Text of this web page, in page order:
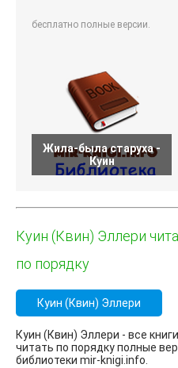
бесплатно полные версии.
Жила-была старуха -
Куин
Куин (Квин) Эллери
по порядку
Куин (Квин) Эллери
Куин (Квин) Эллери - все
читать по порядку полные
библиотеки mir-knigi.info.